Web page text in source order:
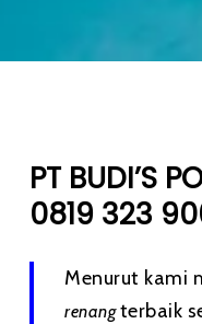
PT BUDI’S
0819 323
Menurut kami
renangterbaik